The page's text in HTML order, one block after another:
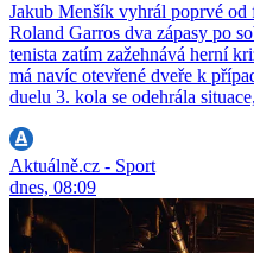
Jakub Menšík vyhrál poprvé od
Roland Garros dva zápasy po
tenista zatím zažehnává herní
má navíc otevřené dveře k
duelu 3. kola se odehrála
Aktuálně.cz - Sport
dnes, 08:09